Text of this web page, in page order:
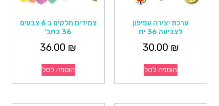
ערכת יצירה עפיפון
לצביעה 36 יח
30.00 ₪
הוספה לסל
צמידים חלקים ב 6 צבעים
36 בחב'
36.00 ₪
הוספה לסל